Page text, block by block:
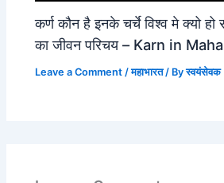
कर्ण कौन है इनके चर्चे विश्व मे क्यो
का जीवन परिचय – Karn in
Leave a Comment /महाभारत/ Byस्वयंसेवक